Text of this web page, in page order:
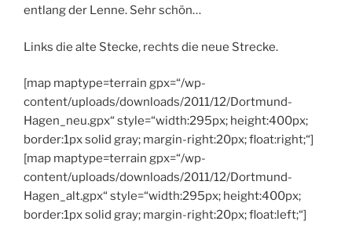
entlang der Lenne. Sehr schön…
Links die alte Stecke, rechts die neue Strecke.
[map maptype=terrain gpx=“/wp-
content/uploads/downloads/2011/12/Dortmund-
Hagen_neu.gpx“ style=“width:295px; height:400px;
border:1px solid gray; margin-right:20px; float:right;“]
[map maptype=terrain gpx=“/wp-
content/uploads/downloads/2011/12/Dortmund-
Hagen_alt.gpx“ style=“width:295px; height:400px;
border:1px solid gray; margin-right:20px; float:left;“]